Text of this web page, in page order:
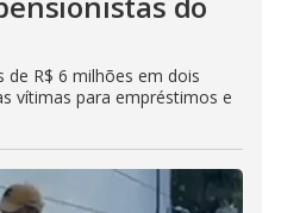
R$ 6 milhões em dois
vítimas para empréstimos e